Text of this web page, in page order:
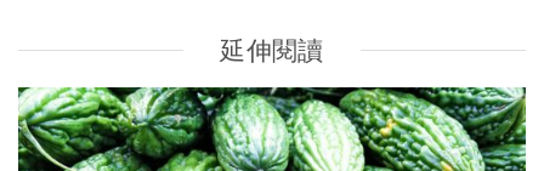
美國研究：苦瓜或具有抗癌功效 有助抑制乳腺癌、前列腺
癌